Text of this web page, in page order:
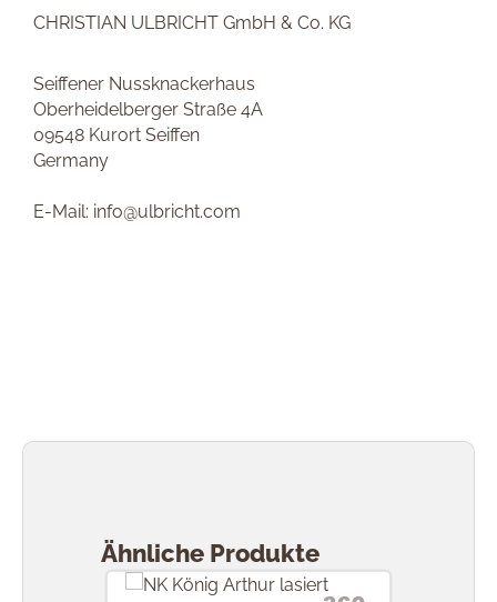
CHRISTIAN ULBRICHT GmbH & Co. KG
Seiffener Nussknackerhaus
Oberheidelberger Straße 4A
09548 Kurort Seiffen
Germany
E-Mail: info@ulbricht.com
Ähnliche Produkte